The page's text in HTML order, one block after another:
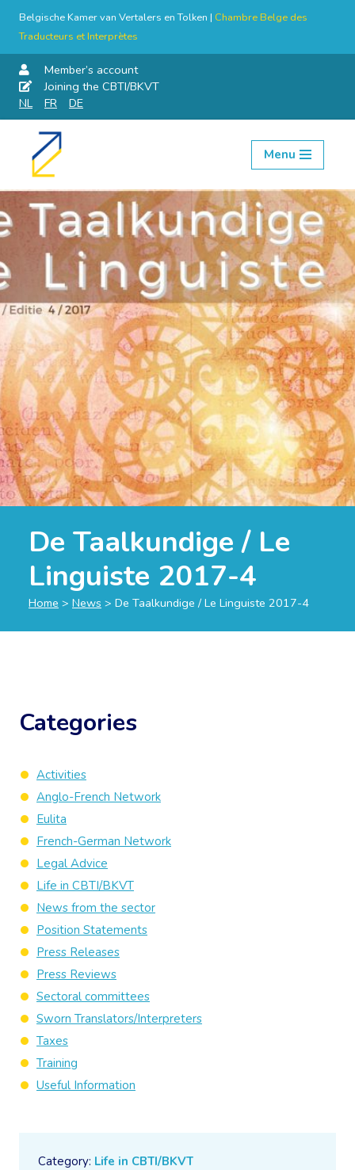
Belgische Kamer van Vertalers en Tolken | Chambre Belge des
Traducteurs et Interprètes
Member’s account
Joining the CBTI/BKVT
NL
FR DE
Skip
content
Menu
De Taalkundige / Le
Linguiste 2017-4
Home > News > De Taalkundige / Le Linguiste 2017-4
Category: Life in CBTI/BKVT
Categories
Activities
Anglo-French Network
Eulita
French-German Network
Legal Advice
Life in CBTI/BKVT
News from the sector
Position Statements
Press Releases
Press Reviews
Sectoral committees
Sworn Translators/Interpreters
Taxes
Training
Useful Information